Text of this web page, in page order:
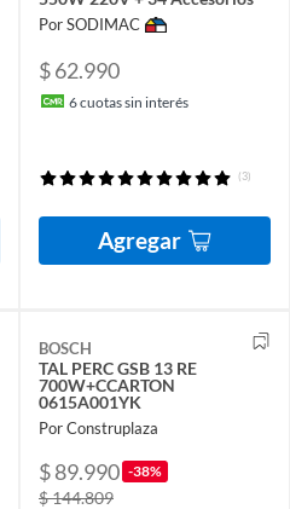
Por SODIMAC
$ 62.990
6cuotas sin interés
(3)
Agregar
BOSCH
TAL PERC GSB 13 RE
700W+CCARTON
0615A001YK
Por Construplaza
$ 89.990 -38%
$ 144.809